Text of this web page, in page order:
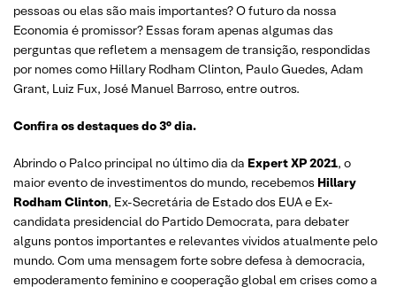
pessoas ou elas são mais importantes? O futuro da nossa
Economia é promissor? Essas foram apenas algumas das
perguntas que refletem a mensagem de transição, respondidas
por nomes como Hillary Rodham Clinton, Paulo Guedes, Adam
Grant, Luiz Fux, José Manuel Barroso, entre outros.
Confira os destaques do 3° dia.
Abrindo o Palco principal no último dia da Expert XP 2021, o
maior evento de investimentos do mundo, recebemos Hillary
Rodham Clinton, Ex-Secretária de Estado dos EUA e Ex-
candidata presidencial do Partido Democrata, para debater
alguns pontos importantes e relevantes vividos atualmente pelo
mundo. Com uma mensagem forte sobre defesa à democracia,
empoderamento feminino e cooperação global em crises como a